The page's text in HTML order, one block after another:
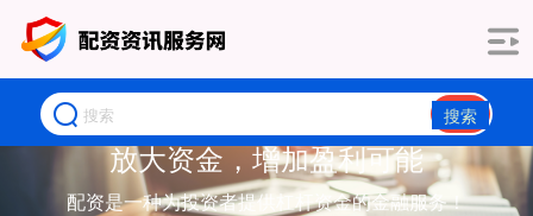
搜索
放大资金，增加盈利可能
配资是一种为投资者提供杠杆资金的金融服务！